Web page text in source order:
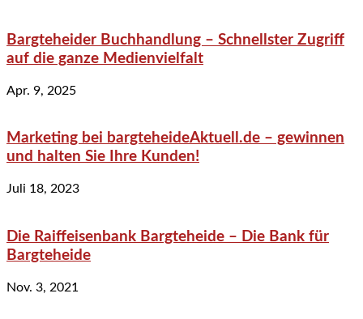
Bargteheider Buchhandlung – Schnellster Zugriff
auf die ganze Medienvielfalt
Apr. 9, 2025
Marketing bei bargteheideAktuell.de – gewinnen
und halten Sie Ihre Kunden!
Juli 18, 2023
Die Raiffeisenbank Bargteheide – Die Bank für
Bargteheide
Nov. 3, 2021